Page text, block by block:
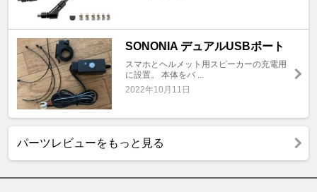
SONONIA デュアルUSBポート
スマホとヘルメット用スピーカーの充電用
に設置。 本体をバ ...
2022年10月11日
パーツレビューをもっと見る